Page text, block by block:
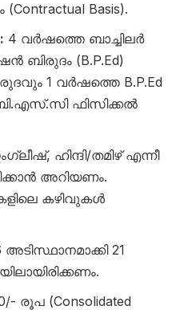
Basis).
4 വർഷത്തെ ബാച്ചിലർ
(B.P.Ed)
1 വർഷത്തെ B.P.Ed
ഫിസിക്കൽ
ഹിന്ദി/തമിഴ് എന്നീ
അറിയണം.
കഴിവുകൾ
21
രൂപ (Consolidated